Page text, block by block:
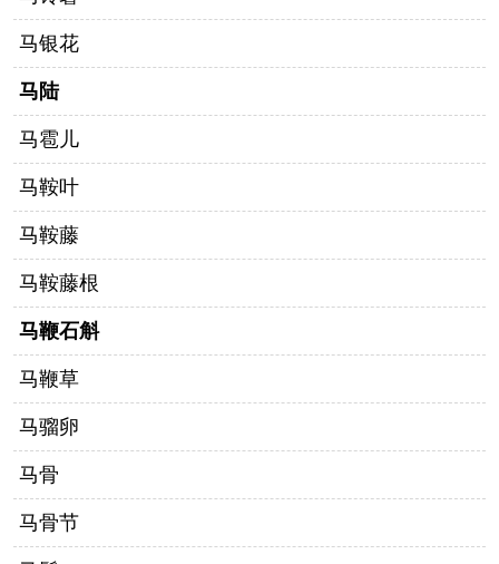
马银花
马陆
马雹儿
马鞍叶
马鞍藤
马鞍藤根
马鞭石斛
马鞭草
马骝卵
马骨
马骨节